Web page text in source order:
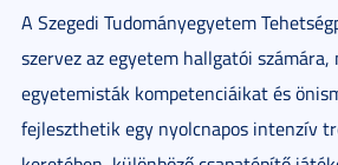
A Szegedi Tudományegyetem
szervez az egyetem hallgatói számára,
egyetemisták kompetenciáikat és
fejleszthetik egy nyolcnapos intenzív